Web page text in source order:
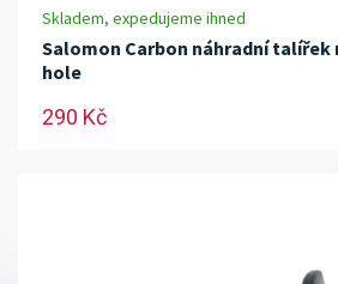
Skladem, expedujeme ihned
Salomon Carbon náhradní talířek
hole
290 Kč